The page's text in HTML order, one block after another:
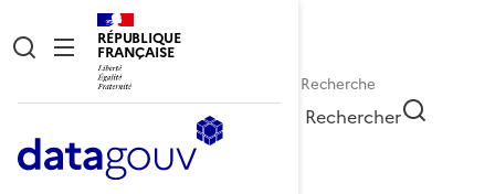
RÉPUBLIQUE
FRANÇAISE
Rechercher